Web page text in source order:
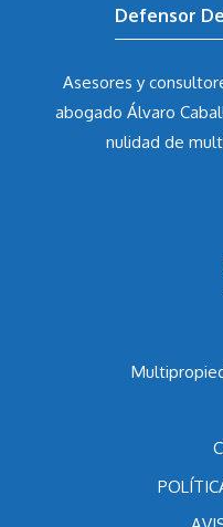
Defensor
Asesores y
abogado Álvaro
nulidad de